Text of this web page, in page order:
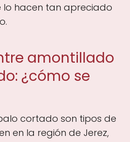
hacen tan apreciado
amontillado
¿cómo se
cortado son tipos de
en la región de Jerez,